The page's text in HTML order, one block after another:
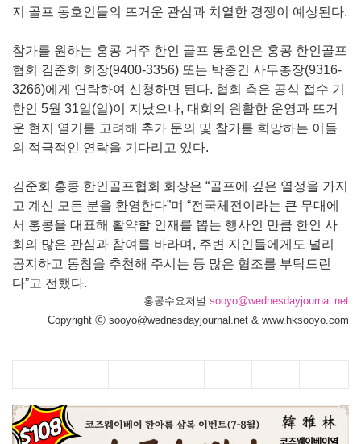
지 골프 동호인들의 뜨거운 관심과 치열한 경쟁이 예상된다.
참가를 원하는 홍콩 거주 한인 골프 동호인은 홍콩 한인골프
협회 김준회 회장(9400-3356) 또는 박종건 사무총장(9316-
3266)에게 연락하여 신청하면 된다. 협회 측은 공식 접수 기
한인 5월 31일(일)이 지났으나, 대회의 원활한 운영과 뜨거
운 현지 열기를 고려해 추가 문의 및 참가를 희망하는 이들
의 적극적인 연락을 기다리고 있다.
김준회 홍콩 한인골프협회 회장은 “골프에 깊은 열정을 가지
고 계신 모든 분을 환영한다”며 “전국체전이라는 큰 무대에
서 홍콩을 대표해 활약할 인재를 뽑는 행사인 만큼 한인 사
회의 많은 관심과 참여를 바라며, 주변 지인들에게도 널리
공지하고 동참을 추천해 주시는 등 많은 협조를 부탁드린
다”고 전했다.
홍콩수요저널 sooyo@wednesdayjournal.net
Copyright ⓒ sooyo@wednesdayjournal.net & www.hksooyo.com